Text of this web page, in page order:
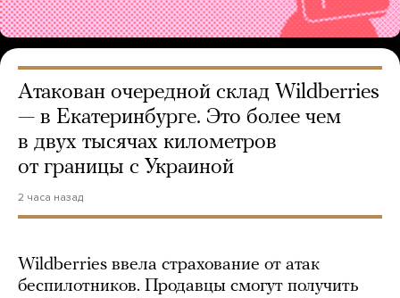
Атакован очередной склад Wildberries
— в Екатеринбурге. Это более чем
в двух тысячах километров
от границы с Украиной
2 часа назад
Wildberries ввела страхование от атак
беспилотников. Продавцы смогут получить